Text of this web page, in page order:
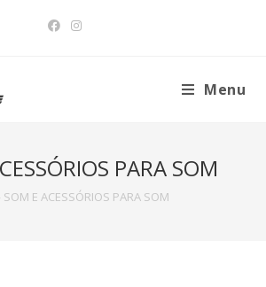
Menu
PARA SOM
SOM E ACESSÓRIOS PARA SOM